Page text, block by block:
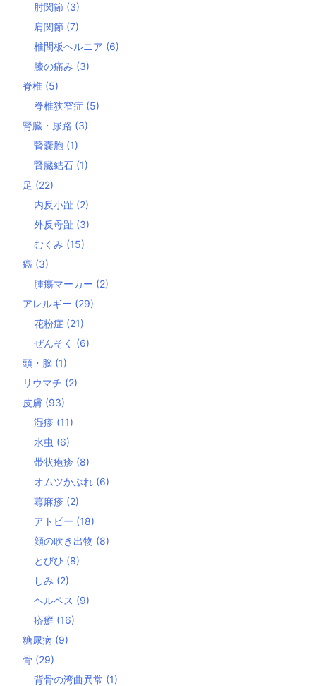
肘関節 (3)
肩関節 (7)
椎間板ヘルニア (6)
膝の痛み (3)
脊椎 (5)
脊椎狭窄症 (5)
腎臓・尿路 (3)
腎嚢胞 (1)
腎臓結石 (1)
足 (22)
内反小趾 (2)
外反母趾 (3)
むくみ (15)
癌 (3)
腫瘍マーカー (2)
アレルギー (29)
花粉症 (21)
ぜんそく (6)
頭・脳 (1)
リウマチ (2)
皮膚 (93)
湿疹 (11)
水虫 (6)
帯状疱疹 (8)
オムツかぶれ (6)
蕁麻疹 (2)
アトピー (18)
顔の吹き出物 (8)
とびひ (8)
しみ (2)
ヘルペス (9)
疥癬 (16)
糖尿病 (9)
骨 (29)
背骨の湾曲異常 (1)